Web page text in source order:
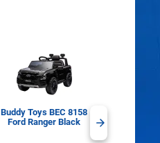
Buddy Toys BEC 8158
Ford Ranger Black